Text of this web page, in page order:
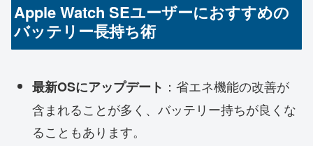
Apple Watch SEユーザーにおすすめの
バッテリー長持ち術
最新OSにアップデート ：省エネ機能の改善が
含まれることが多く、バッテリー持ちが良くな
ることもあります。